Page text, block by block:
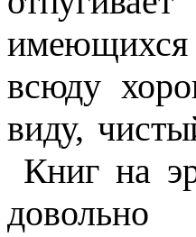
всюду
виду,
Книг на